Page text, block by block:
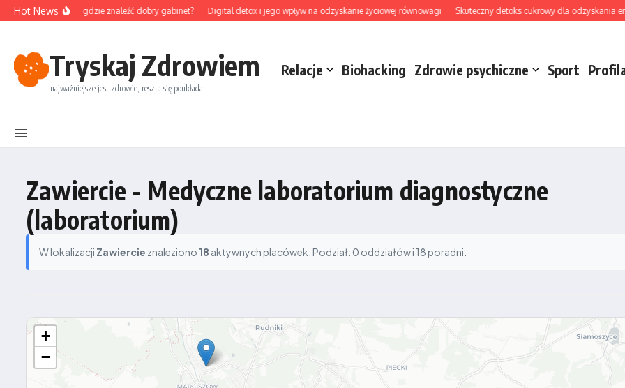
Przejdź do treści
Hot News
na Śląsku – gdzie znaleźć dobry gabinet? Digital detox i jego wpływ na odzyskanie życiowej równowagi Skuteczny detoks cukrowy dla odzyskania
Tryskaj Zdrowiem
najważniejsze jest zdrowie, reszta się poukłada
Relacje Biohacking Zdrowie psychiczne Sport
Zawiercie - Medyczne laboratorium diagnostyczne
(laboratorium)
W lokalizacji Zawiercie znaleziono 18 aktywnych placówek. Podział: 0 oddziałów i 18 poradni.
+
−